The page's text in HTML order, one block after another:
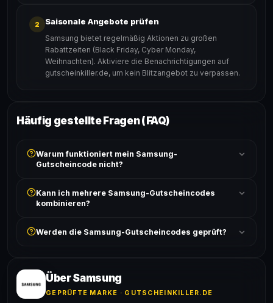
2 Saisonale Angebote prüfen
Samsung bietet regelmäßig Aktionen zu großen
Rabattzeiten (Black Friday, Cyber Monday,
Weihnachten). Aktiviere die Benachrichtigungen auf
gutscheinkiller.de, um kein Blitzangebot zu verpassen.
Häufig gestellte Fragen (FAQ)
Warum funktioniert mein Samsung-
Gutscheincode nicht?
ist und ob der Code nicht für bereits reduzierte Artikel
gilt. Alle Bedingungen findest du unter „Details".
Kann ich mehrere Samsung-Gutscheincodes
kombinieren?
akzeptiert. Die Kombination mehrerer Codes ist meist
Werden die Samsung-Gutscheincodes geprüft?
Erfolgsquote wird bei jedem Angebot angezeigt.
Über Samsung
GEPRÜFTE MARKE · GUTSCHEINKILLER.DE